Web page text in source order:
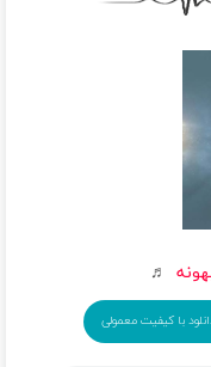
♬
با کیفیت معمولی